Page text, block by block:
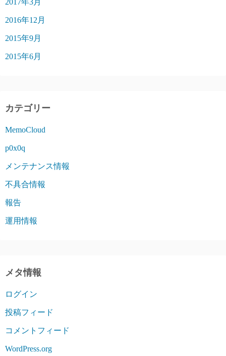
2017年3月
2016年12月
2015年9月
2015年6月
カテゴリー
MemoCloud
p0x0q
メンテナンス情報
不具合情報
報告
運用情報
メタ情報
ログイン
投稿フィード
コメントフィード
WordPress.org